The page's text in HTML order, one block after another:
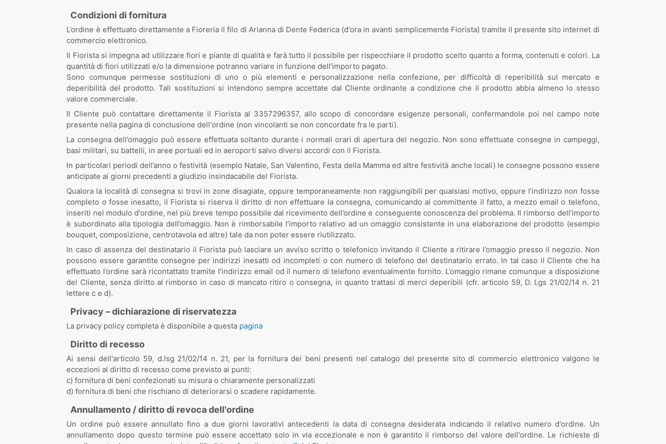
Condizioni di fornitura
L’ordine è effettuato direttamente a Fioreria il filo di Arianna di Dente Federica (d'ora in avanti semplicemente Fiorista) tramite il presente sito internet di
commercio elettronico.
Il Fiorista si impegna ad utilizzare fiori e piante di qualità e farà tutto il possibile per rispecchiare il prodotto scelto quanto a forma, contenuti e colori. La
quantità di fiori utilizzati e/o la dimensione potranno variare in funzione dell’importo pagato.
Sono comunque permesse sostituzioni di uno o più elementi e personalizzazione nella confezione, per difficoltà di reperibilità sul mercato e
deperibilità del prodotto. Tali sostituzioni si intendono sempre accettate dal Cliente ordinante a condizione che il prodotto abbia almeno lo stesso
valore commerciale.
Il Cliente può contattare direttamente il Fiorista al 3357296357, allo scopo di concordare esigenze personali, confermandole poi nel campo note
presente nella pagina di conclusione dell'ordine (non vincolanti se non concordate fra le parti).
La consegna dell’omaggio può essere effettuata soltanto durante i normali orari di apertura del negozio. Non sono effettuate consegne in campeggi,
basi militari, su battelli, in aree portuali ed in aeroporti salvo diversi accordi con il Fiorista.
In particolari periodi dell’anno o festività (esempio Natale, San Valentino, Festa della Mamma ed altre festività anche locali) le consegne possono essere
anticipate ai giorni precedenti a giudizio insindacabile del Fiorista.
Qualora la località di consegna si trovi in zone disagiate, oppure temporaneamente non raggiungibili per qualsiasi motivo, oppure l’indirizzo non fosse
completo o fosse inesatto, il Fiorista si riserva il diritto di non effettuare la consegna, comunicando al committente il fatto, a mezzo email o telefono,
inseriti nel modulo d'ordine, nel più breve tempo possibile dal ricevimento dell’ordine e conseguente conoscenza del problema. Il rimborso dell’importo
è subordinato alla tipologia dell’omaggio. Non è rimborsabile l’importo relativo ad un omaggio consistente in una elaborazione del prodotto (esempio
bouquet, composizione, centrotavola ed altre) tale da non poter essere riutilizzato.
In caso di assenza del destinatario il Fiorista può lasciare un avviso scritto o telefonico invitando il Cliente a ritirare l’omaggio presso il negozio. Non
possono essere garantite consegne per indirizzi inesatti od incompleti o con numero di telefono del destinatario errato. In tal caso il Cliente che ha
effettuato l’ordine sarà ricontattato tramite l’indirizzo email od il numero di telefono eventualmente fornito. L’omaggio rimane comunque a disposizione
del Cliente, senza diritto al rimborso in caso di mancato ritiro o consegna, in quanto trattasi di merci deperibili (cfr. articolo 59, D. Lgs 21/02/14 n. 21
lettere c e d).
Privacy – dichiarazione di riservatezza
La privacy policy completa è disponibile a questa pagina
Diritto di recesso
Ai sensi dell'articolo 59, d.lsg 21/02/14 n. 21, per la fornitura dei beni presenti nel catalogo del presente sito di commercio elettronico valgono le
eccezioni al diritto di recesso come previsto ai punti:
c) fornitura di beni confezionati su misura o chiaramente personalizzati
d) fornitura di beni che rischiano di deteriorarsi o scadere rapidamente.
Annullamento / diritto di revoca dell'ordine
Un ordine può essere annullato fino a due giorni lavorativi antecedenti la data di consegna desiderata indicando il relativo numero d'ordine. Un
annullamento dopo questo termine può essere accettato solo in via eccezionale e non è garantito il rimborso del valore dell'ordine. Le richieste di